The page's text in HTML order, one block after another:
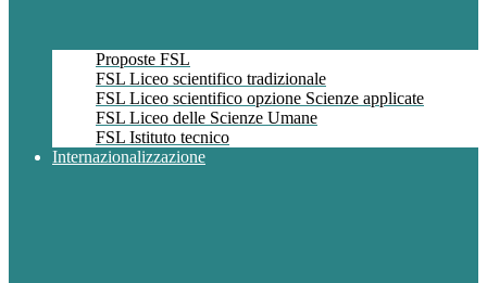
Proposte FSL
FSL Liceo scientifico tradizionale
FSL Liceo scientifico opzione Scienze applicate
FSL Liceo delle Scienze Umane
FSL Istituto tecnico
Internazionalizzazione